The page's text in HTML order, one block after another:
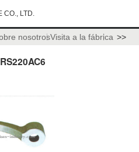
CO., LTD.
nosotrosVisita a la fábrica >>